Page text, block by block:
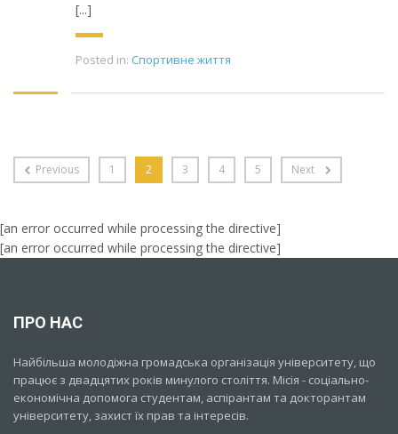
[...]
Posted in: Спортивне життя
Previous 1 2 3 4 5 Next
[an error occurred while processing the directive]
[an error occurred while processing the directive]
ПРО НАС
Найбільша молодіжна громадська організація університету, що
працює з двадцятих років минулого століття. Місія - соціально-
економічна допомога студентам, аспірантам та докторантам
університету, захист їх прав та інтересів.